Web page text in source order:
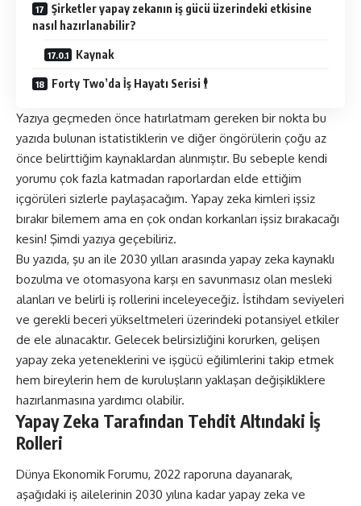
Şirketler yapay zekanın iş gücü üzerindeki etkisine
nasıl hazırlanabilir?
Kaynak
Forty Two’da İş Hayatı Serisi 🕴
Yazıya geçmeden önce hatırlatmam gereken bir nokta bu
yazıda bulunan istatistiklerin ve diğer öngörülerin çoğu az
önce belirttiğim kaynaklardan alınmıştır. Bu sebeple kendi
yorumu çok fazla katmadan raporlardan elde ettiğim
içgörüleri sizlerle paylaşacağım. Yapay zeka kimleri işsiz
bırakır bilemem ama en çok ondan korkanları işsiz bırakacağı
kesin! Şimdi yazıya geçebiliriz.
Bu yazıda, şu an ile 2030 yılları arasında yapay zeka kaynaklı
bozulma ve otomasyona karşı en savunmasız olan mesleki
alanları ve belirli iş rollerini inceleyeceğiz. İstihdam seviyeleri
ve gerekli beceri yükseltmeleri üzerindeki potansiyel etkiler
de ele alınacaktır. Gelecek belirsizliğini korurken, gelişen
yapay zeka yeteneklerini ve işgücü eğilimlerini takip etmek
hem bireylerin hem de kuruluşların yaklaşan değişikliklere
hazırlanmasına yardımcı olabilir.
Yapay Zeka Tarafından Tehdit Altındaki İş
Rolleri
Dünya Ekonomik Forumu, 2022 raporuna dayanarak,
aşağıdaki iş ailelerinin 2030 yılına kadar yapay zeka ve